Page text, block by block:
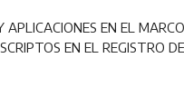
EN EL
EN EL REGISTRO